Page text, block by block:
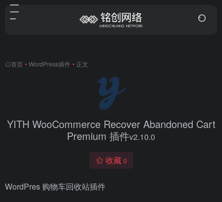
首页 • WordPress插件 • 正文
YITH WooCommerce Recover Abandoned Cart
Premium 插件v​​2.10.0
收藏 0
WordPres 购物车回收站插件